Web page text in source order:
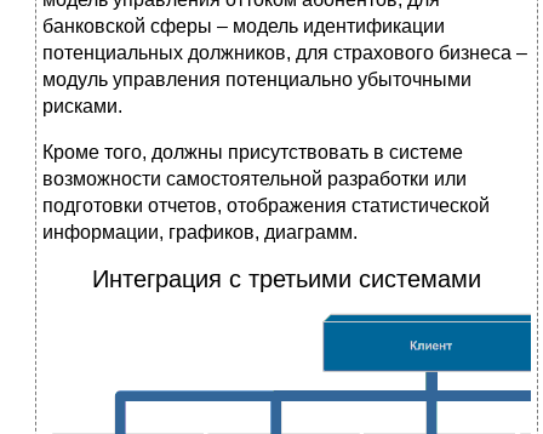
банковской сферы – модель идентификации
потенциальных должников, для страхового бизнеса –
модуль управления потенциально убыточными
рисками.
Кроме того, должны присутствовать в системе
возможности самостоятельной разработки или
подготовки отчетов, отображения статистической
информации, графиков, диаграмм.
Интеграция с третьими системами